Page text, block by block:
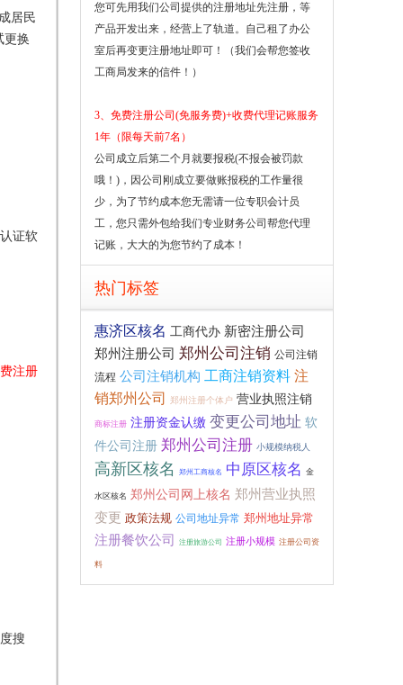
居民
更换
证软
注册
搜
您可先用我们公司提供的注册地址先注册，等
产品开发出来，经营上了轨道。自己租了办公
室后再变更注册地址即可！（我们会帮您签收
工商局发来的信件！）
3、免费注册公司(免服务费)+收费代理记账服务
1年（限每天前7名）
公司成立后第二个月就要报税(不报会被罚款
哦！)，因公司刚成立要做账报税的工作量很
少，为了节约成本您无需请一位专职会计员
工，您只需外包给我们专业财务公司帮您代理
记账，大大的为您节约了成本！
热门标签
惠济区核名 工商代办 新密注册公司
郑州注册公司 郑州公司注销 公司注销
流程 公司注销机构 工商注销资料 注
销郑州公司
郑州注册个体户 营业执照注销
商标注册 注册资金认缴 变更公司地址 软
件公司注册 郑州公司注册 小规模纳税人
高新区核名 郑州工商核名 中原区核名 金
水区核名 郑州公司网上核名 郑州营业执照
变更 政策法规 公司地址异常 郑州地址异常
注册餐饮公司 注册旅游公司 注册小规模 注册公司资
料